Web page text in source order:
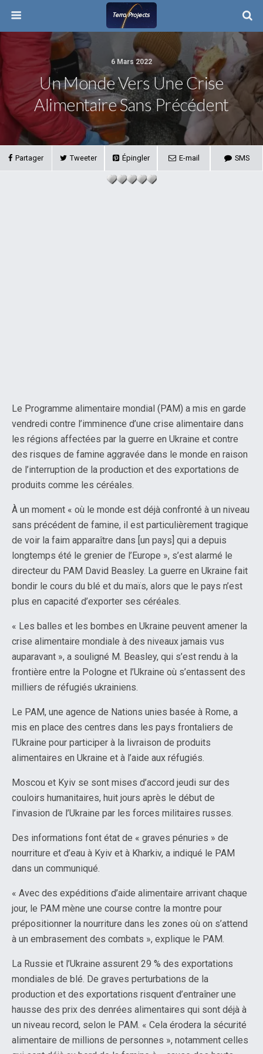
6 Mars 2022
Un Monde Vers Une Crise
Alimentaire Sans Précédent
Partager Tweeter Épingler E-mail SMS
Le Programme alimentaire mondial (PAM) a mis en garde
vendredi contre l’imminence d’une crise alimentaire dans
les régions affectées par la guerre en Ukraine et contre
des risques de famine aggravée dans le monde en raison
de l’interruption de la production et des exportations de
produits comme les céréales.
À un moment « où le monde est déjà confronté à un niveau
sans précédent de famine, il est particulièrement tragique
de voir la faim apparaître dans [un pays] qui a depuis
longtemps été le grenier de l’Europe », s’est alarmé le
directeur du PAM David Beasley. La guerre en Ukraine fait
bondir le cours du blé et du maïs, alors que le pays n’est
plus en capacité d’exporter ses céréales.
« Les balles et les bombes en Ukraine peuvent amener la
crise alimentaire mondiale à des niveaux jamais vus
auparavant », a souligné M. Beasley, qui s’est rendu à la
frontière entre la Pologne et l’Ukraine où s’entassent des
milliers de réfugiés ukrainiens.
Le PAM, une agence de Nations unies basée à Rome, a
mis en place des centres dans les pays frontaliers de
l’Ukraine pour participer à la livraison de produits
alimentaires en Ukraine et à l’aide aux réfugiés.
Moscou et Kyiv se sont mises d’accord jeudi sur des
couloirs humanitaires, huit jours après le début de
l’invasion de l’Ukraine par les forces militaires russes.
Des informations font état de « graves pénuries » de
nourriture et d’eau à Kyiv et à Kharkiv, a indiqué le PAM
dans un communiqué.
« Avec des expéditions d’aide alimentaire arrivant chaque
jour, le PAM mène une course contre la montre pour
prépositionner la nourriture dans les zones où on s’attend
à un embrasement des combats », explique le PAM.
La Russie et l’Ukraine assurent 29 % des exportations
mondiales de blé. De graves perturbations de la
production et des exportations risquent d’entraîner une
hausse des prix des denrées alimentaires qui sont déjà à
un niveau record, selon le PAM. « Cela érodera la sécurité
alimentaire de millions de personnes », notamment celles